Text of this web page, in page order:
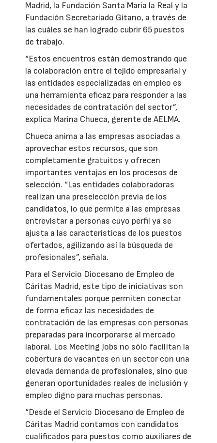
Madrid, la Fundación Santa María la Real y la
Fundación Secretariado Gitano, a través de
las cuáles se han logrado cubrir 65 puestos
de trabajo.
“Estos encuentros están demostrando que
la colaboración entre el tejido empresarial y
las entidades especializadas en empleo es
una herramienta eficaz para responder a las
necesidades de contratación del sector”,
explica Marina Chueca, gerente de AELMA.
Chueca anima a las empresas asociadas a
aprovechar estos recursos, que son
completamente gratuitos y ofrecen
importantes ventajas en los procesos de
selección. “Las entidades colaboradoras
realizan una preselección previa de los
candidatos, lo que permite a las empresas
entrevistar a personas cuyo perfil ya se
ajusta a las características de los puestos
ofertados, agilizando así la búsqueda de
profesionales”, señala.
Para el Servicio Diocesano de Empleo de
Cáritas Madrid, este tipo de iniciativas son
fundamentales porque permiten conectar
de forma eficaz las necesidades de
contratación de las empresas con personas
preparadas para incorporarse al mercado
laboral. Los Meeting Jobs no sólo facilitan la
cobertura de vacantes en un sector con una
elevada demanda de profesionales, sino que
generan oportunidades reales de inclusión y
empleo digno para muchas personas.
“Desde el Servicio Diocesano de Empleo de
Cáritas Madrid contamos con candidatos
cualificados para puestos como auxiliares de